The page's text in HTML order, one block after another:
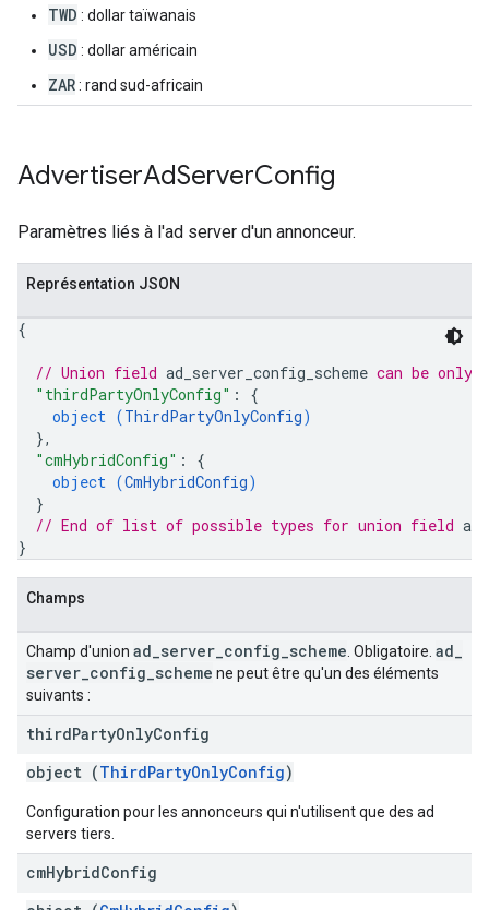
TWD : dollar taïwanais
USD : dollar américain
ZAR: rand sud-africain
AdvertiserAdServerConfig
Paramètres liés à l'ad server d'un annonceur.
Représentation JSON
{
// Union field ad_server_config_scheme can be only
"thirdPartyOnlyConfig" : {
object (ThirdPartyOnlyConfig)
},
"cmHybridConfig" : {
object (CmHybridConfig)
}
// End of list of possible types for union field
}
Champs
Champ d'union ad server config scheme . Obligatoire. ad
server config scheme ne peut être qu'un des éléments
suivants :
thirdPartyOnlyConfig
object (ThirdPartyOnlyConfig)
Configuration pour les annonceurs qui n'utilisent que des ad
servers tiers.
cmHybridConfig